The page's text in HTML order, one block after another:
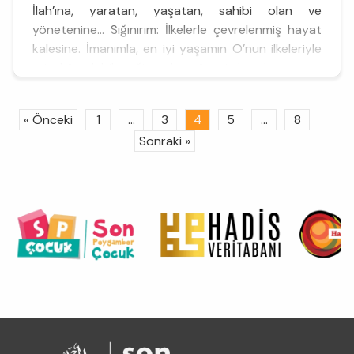
İlah’ına, yaratan, yaşatan, sahibi olan ve
yönetenine... Sığınırım: İlkelerle çevrelenmiş hayat
kalesine. İmanımla, en iyi yaşamın O’nun ilkeleriyle
« Önceki
1 ... 3 4 5 ...
8
Sonraki »